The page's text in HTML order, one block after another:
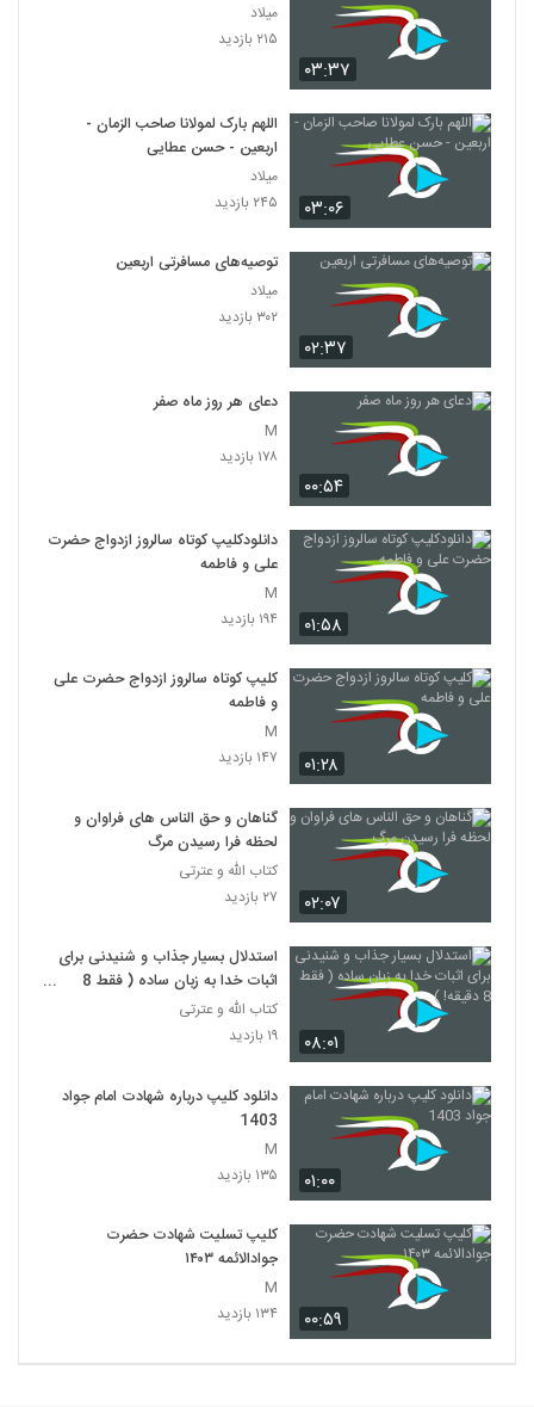
۰۳:۳۷
میلاد
۲۱۵ بازدید
۰۳:۰۶
اللهم بارک لمولانا صاحب الزمان -
اربعین - حسن عطایی
میلاد
۲۴۵ بازدید
۰۲:۳۷
توصیه‌های مسافرتی اربعین
میلاد
۳۰۲ بازدید
۰۰:۵۴
دعای هر روز ماه صفر
M
۱۷۸ بازدید
۰۱:۵۸
دانلودکلیپ کوتاه سالروز ازدواج حضرت
علی و فاطمه
M
۱۹۴ بازدید
۰۱:۲۸
کلیپ کوتاه سالروز ازدواج حضرت علی
و فاطمه
M
۱۴۷ بازدید
۰۲:۰۷
گناهان و حق الناس های فراوان و
لحظه فرا رسیدن مرگ
کتاب الله و عترتی
۲۷ بازدید
۰۸:۰۱
استدلال بسیار جذاب و شنیدنی برای
اثبات خدا به زبان ساده ( فقط 8
دقیقه! )
کتاب الله و عترتی
۱۹ بازدید
۰۱:۰۰
دانلود کلیپ درباره شهادت امام جواد
1403
M
۱۳۵ بازدید
۰۰:۵۹
کلیپ تسلیت شهادت حضرت
جوادالائمه ۱۴۰۳
M
۱۳۴ بازدید